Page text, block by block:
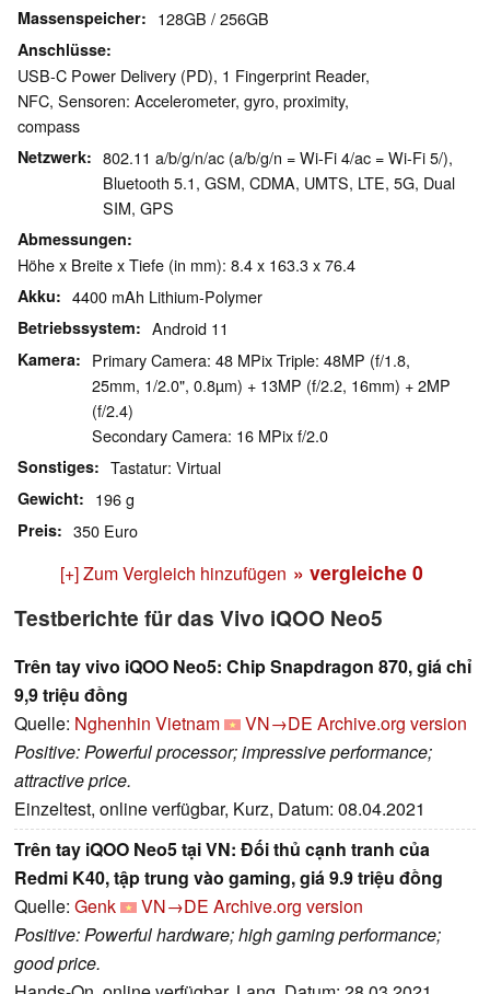
Massenspeicher 128GB / 256GB
Anschlüsse
USB-C Power Delivery (PD), 1 Fingerprint Reader,
NFC, Sensoren: Accelerometer, gyro, proximity,
compass
Netzwerk
802.11 a/b/g/n/ac (a/b/g/n = Wi-Fi 4/ac = Wi-Fi 5/),
Bluetooth 5.1, GSM, CDMA, UMTS, LTE, 5G, Dual
SIM, GPS
Abmessungen
Höhe x Breite x Tiefe (in mm): 8.4 x 163.3 x 76.4
Akku 4400 mAh Lithium-Polymer
Betriebssystem Android 11
Kamera
Primary Camera: 48 MPix Triple: 48MP (f/1.8,
25mm, 1/2.0", 0.8µm) + 13MP (f/2.2, 16mm) + 2MP
(f/2.4)
Secondary Camera: 16 MPix f/2.0
Sonstiges Tastatur: Virtual
Gewicht 196 g
Preis 350 Euro
[+] Zum Vergleich hinzufügen » vergleiche 0
Testberichte für das Vivo iQOO Neo5
Trên tay vivo iQOO Neo5: Chip Snapdragon 870, giá chỉ
9,9 triệu đồng
Quelle: Nghenhin Vietnam VN→DE Archive.org version
Positive: Powerful processor; impressive performance;
attractive price.
Einzeltest, online verfügbar, Kurz, Datum: 08.04.2021
Trên tay iQOO Neo5 tại VN: Đối thủ cạnh tranh của
Redmi K40, tập trung vào gaming, giá 9.9 triệu đồng
Quelle: Genk VN→DE Archive.org version
Positive: Powerful hardware; high gaming performance;
good price.